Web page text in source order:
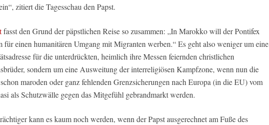
zitiert die Tagesschau den Papst.
fasst den Grund der päpstlichen Reise so zusammen: „In Marokko will der Pontifex
für einen humanitären Umgang mit Migranten werben.“ Es geht also weniger um eine
für die unterdrückten, heimlich ihre Messen feiernden christlichen
sondern um eine Ausweitung der interreligiösen Kampfzone, wenn nun die
maroden oder ganz fehlenden Grenzsicherungen nach Europa (in die EU) vom
als Schutzwälle gegen das Mitgefühl gebrandmarkt werden.
kann es kaum noch werden, wenn der Papst ausgerechnet am Fuße des